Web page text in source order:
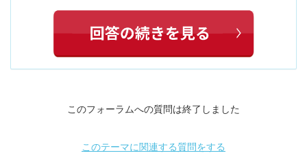
このフォーラムへの質問は終了しました
このテーマに関連する質問をする